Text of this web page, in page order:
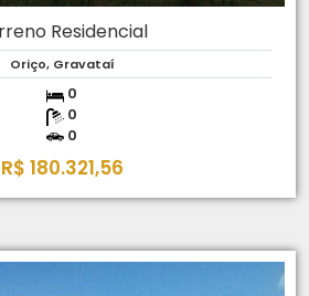
Residencial
Oriço, Gravataí
0
0
0
R$ 180.321,56